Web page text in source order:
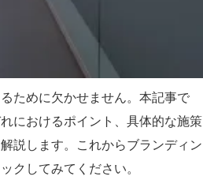
ために欠かせません。本記事で
におけるポイント、具体的な施策
説します。これからブランディン
クしてみてください。